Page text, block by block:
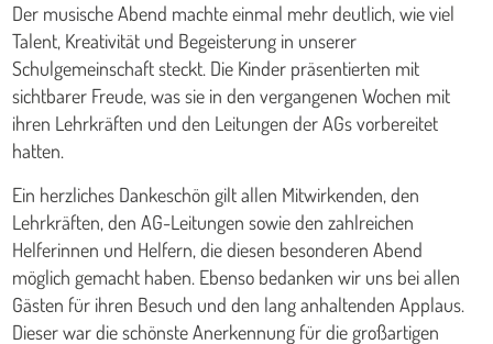
Der musische Abend machte einmal mehr deutlich, wie viel
Talent, Kreativität und Begeisterung in unserer
Schulgemeinschaft steckt. Die Kinder präsentierten mit
sichtbarer Freude, was sie in den vergangenen Wochen mit
ihren Lehrkräften und den Leitungen der AGs vorbereitet
hatten.
Ein herzliches Dankeschön gilt allen Mitwirkenden, den
Lehrkräften, den AG-Leitungen sowie den zahlreichen
Helferinnen und Helfern, die diesen besonderen Abend
möglich gemacht haben. Ebenso bedanken wir uns bei allen
Gästen für ihren Besuch und den lang anhaltenden Applaus.
Dieser war die schönste Anerkennung für die großartigen